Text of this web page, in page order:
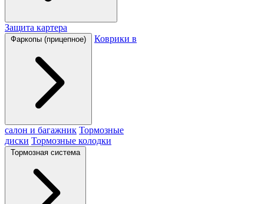
Защита картера
Фаркопы (прицепное) Коврики в
салон и багажник Тормозные
диски Тормозные колодки
Тормозная система